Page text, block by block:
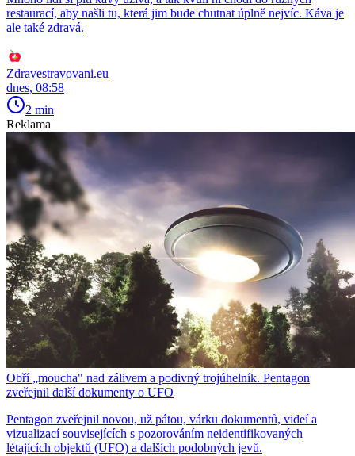
restaurací, aby našli tu, která jim bude chutnat úplně nejvíc. Káva je
ale také zdravá.
Zdravestravovani.eu
dnes, 08:58
2 min
Reklama
Obří „moucha" nad zálivem a podivný trojúhelník. Pentagon
zveřejnil další dokumenty o UFO
Pentagon zveřejnil novou, už pátou, várku dokumentů, videí a
vizualizací souvisejících s pozorováním neidentifikovaných
létajících objektů (UFO) a dalších podobných jevů.